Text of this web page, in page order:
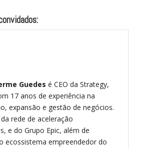
Guedes é CEO da Strategy,
17 anos de experiência na
expansão e gestão de negócios.
rede de aceleração
e do Grupo Epic, além de
ecossistema empreendedor do